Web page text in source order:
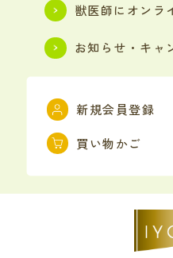
獣医師にオンラ
お知らせ・キャ
新規会員登録
買い物かご